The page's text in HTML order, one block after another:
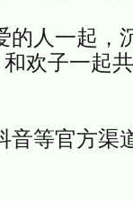
的人一起，
欢子一起
音等官方渠